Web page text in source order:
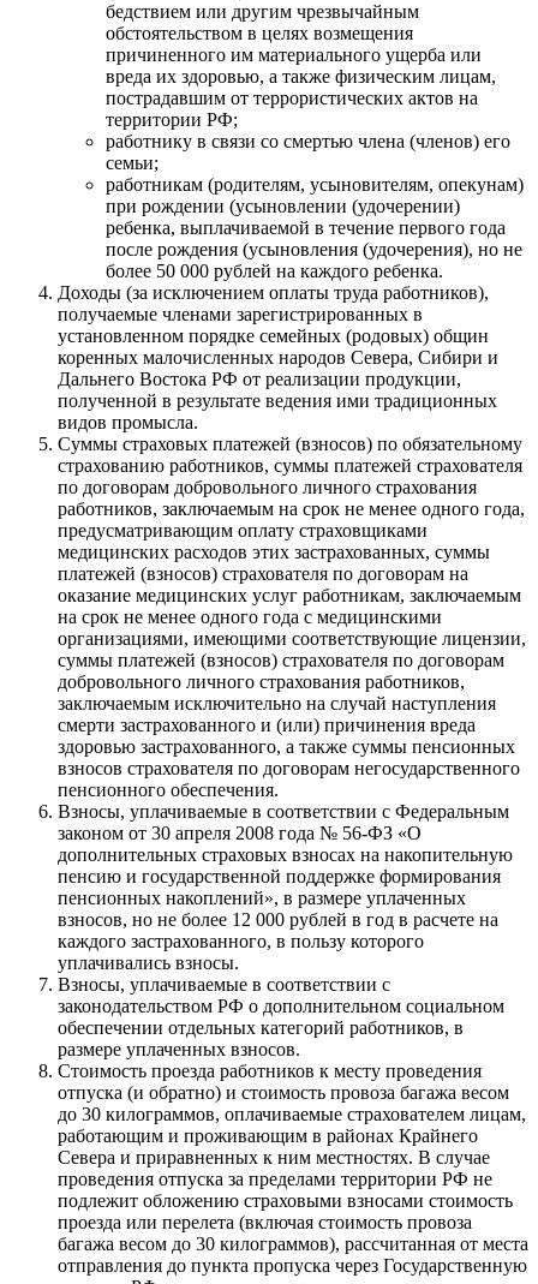
бедствием или другим чрезвычайным
обстоятельством в целях возмещения
причиненного им материального ущерба или
вреда их здоровью, а также физическим лицам,
пострадавшим от террористических актов на
территории РФ;
работнику в связи со смертью члена (членов) его
семьи;
работникам (родителям, усыновителям, опекунам)
при рождении (усыновлении (удочерении)
ребенка, выплачиваемой в течение первого года
после рождения (усыновления (удочерения), но не
более 50 000 рублей на каждого ребенка.
Доходы (за исключением оплаты труда работников),
получаемые членами зарегистрированных в
установленном порядке семейных (родовых) общин
коренных малочисленных народов Севера, Сибири и
Дальнего Востока РФ от реализации продукции,
полученной в результате ведения ими традиционных
видов промысла.
Суммы страховых платежей (взносов) по обязательному
страхованию работников, суммы платежей страхователя
по договорам добровольного личного страхования
работников, заключаемым на срок не менее одного года,
предусматривающим оплату страховщиками
медицинских расходов этих застрахованных, суммы
платежей (взносов) страхователя по договорам на
оказание медицинских услуг работникам, заключаемым
на срок не менее одного года с медицинскими
организациями, имеющими соответствующие лицензии,
суммы платежей (взносов) страхователя по договорам
добровольного личного страхования работников,
заключаемым исключительно на случай наступления
смерти застрахованного и (или) причинения вреда
здоровью застрахованного, а также суммы пенсионных
взносов страхователя по договорам негосударственного
пенсионного обеспечения.
Взносы, уплачиваемые в соответствии с Федеральным
законом от 30 апреля 2008 года № 56-ФЗ «О
дополнительных страховых взносах на накопительную
пенсию и государственной поддержке формирования
пенсионных накоплений», в размере уплаченных
взносов, но не более 12 000 рублей в год в расчете на
каждого застрахованного, в пользу которого
уплачивались взносы.
Взносы, уплачиваемые в соответствии с
законодательством РФ о дополнительном социальном
обеспечении отдельных категорий работников, в
размере уплаченных взносов.
Стоимость проезда работников к месту проведения
отпуска (и обратно) и стоимость провоза багажа весом
до 30 килограммов, оплачиваемые страхователем лицам,
работающим и проживающим в районах Крайнего
Севера и приравненных к ним местностях. В случае
проведения отпуска за пределами территории РФ не
подлежит обложению страховыми взносами стоимость
проезда или перелета (включая стоимость провоза
багажа весом до 30 килограммов), рассчитанная от места
отправления до пункта пропуска через Государственную